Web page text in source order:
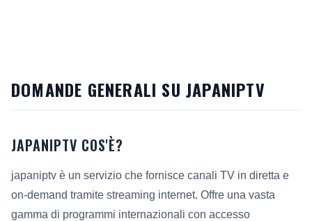
DOMANDE GENERALI SU JAPANIPTV
JAPANIPTV COS'È?
japaniptv è un servizio che fornisce canali TV in diretta e
on-demand tramite streaming internet. Offre una vasta
gamma di programmi internazionali con accesso